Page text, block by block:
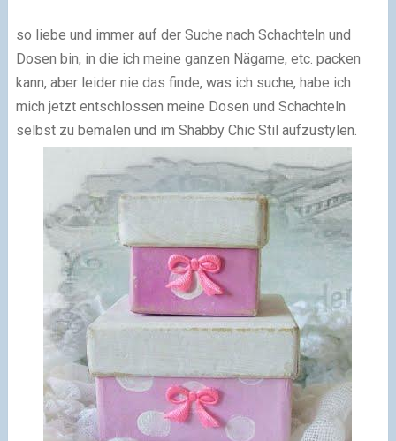
so liebe und immer auf der Suche nach Schachteln und
Dosen bin, in die ich meine ganzen Nägarne, etc. packen
kann, aber leider nie das finde, was ich suche, habe ich
mich jetzt entschlossen meine Dosen und Schachteln
selbst zu bemalen und im Shabby Chic Stil aufzustylen.